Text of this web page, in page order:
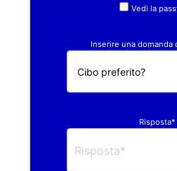
Vedi la
Inserire una domanda
Risposta*